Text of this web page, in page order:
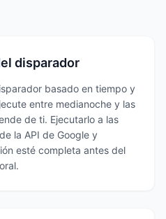
disparador
basado en tiempo y
entre medianoche y las
de ti. Ejecutarlo a las
la API de Google y
esté completa antes del